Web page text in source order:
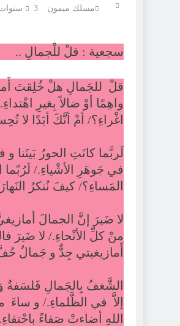
مسلك ميمون 3 سنوات Ago
سجعية : قلْ للْجمالِ ..
قلْ للجَمالِ هلْ خُلِقتَ
واهِمًا أوْ ضالاً بِغيرِ
اغْراءِ؟/ أمْ أنَّكَ أبَدًا لا
لَربَّما كانَتِ الحورُ بَينَنا
في جَوهَرِ الأشْياءِ./
المَساءِ؟/ كيفَ نُنكرُ
لا ضَيرَ إنَّ الجمالَ
منْ كلِّ الأنْحاءِ./ لا ضَيرَ
أَمازيغيتي جِدٌّ و جَمالٌ
الشَّغفُ بِالجَمالِ فَلسَفةُ
إلاَّ في الظَّلماءِ./ و ساءَ
اللهِ أضاءتْ صَفاءً